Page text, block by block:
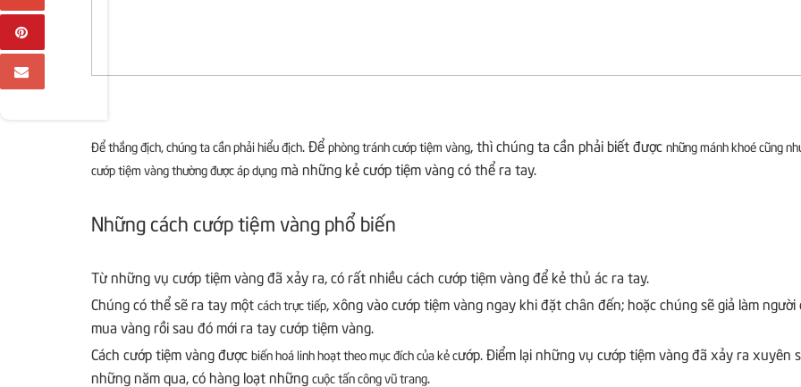
Để thắng địch, chúng ta cần phải hiểu địch. Để phòng tránh cướp tiệm vàng , thì chúng ta cần phải biết được những mánh khoé cũng
cướp tiệm vàng thường được áp dụng mà những kẻ cướp tiệm vàng có thể ra tay.
Những cách cướp tiệm vàng phổ biến
Từ những vụ cướp tiệm vàng đã xảy ra, có rất nhiều cách cướp tiệm vàng để kẻ thủ ác ra tay.
Chúng có thể sẽ ra tay một cách trực tiếp , xông vào cướp tiệm vàng ngay khi đặt chân đến; hoặc chúng sẽ giả làm người
mua vàng rồi sau đó mới ra tay cướp tiệm vàng.
Cách cướp tiệm vàng được biến hoá linh hoạt theo mục đích của kẻ cướp. Điểm lại những vụ cướp tiệm vàng đã xảy ra xuyên
những năm qua, có hàng loạt những cuộc tấn công vũ trang.